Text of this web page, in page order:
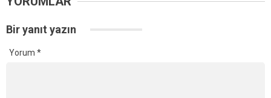
Bir yanıt yazın
Yorum *